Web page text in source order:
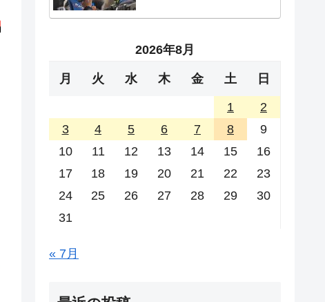
2026年8月
月 火 水 木 金 土 日
1
2
3
4 5 6 7 8
9
10
11 12 13 14 15
16
17
18 19 20 21 22
23
24
25 26 27 28 29
30
31
« 7月